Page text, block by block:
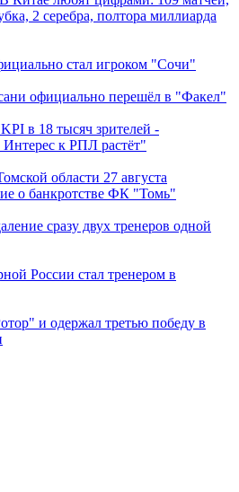
2 серебра, полтора миллиарда
стал игроком "Сочи"
официально перешёл в "Факел"
в 18 тысяч зрителей -
к РПЛ растёт"
области 27 августа
о банкротстве ФК "Томь"
сразу двух тренеров одной
России стал тренером в
и одержал третью победу в